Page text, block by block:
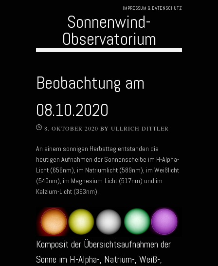
IMPRESSUM & DATENSCHUTZ
Sonnenwind-
Observatorium
Beobachtung am
08.10.2020
8. OKTOBER 2020 BY ULLRICH DITTLER
An einem sonnigen Herbsttag entstanden die
heutigen Aufnahmen der Sonnenscheibe im H-Alpha-
Licht (656nm), im Natriumlicht (589nm), im Weißlicht
(540nm), im Magnesium-Licht (517nm) und im
Kalzium-Licht (393nm).
Komposit der Übersichtsaufnahmen der
Sonne im H-Alpha-, Natrium-, Weiß-,